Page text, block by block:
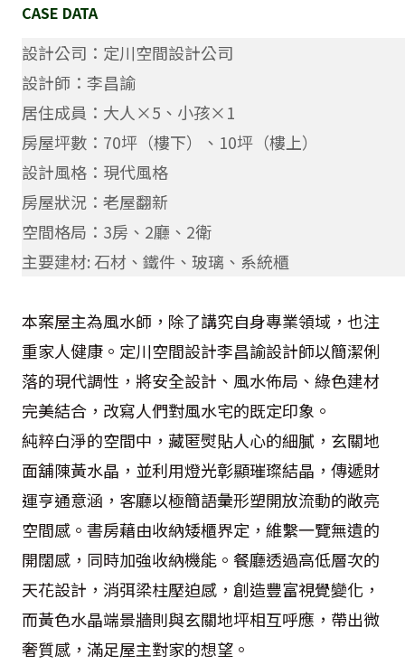
CASE DATA
設計公司：定川空間設計公司
設計師：李昌諭
居住成員：大人×5、小孩×1
房屋坪數：70坪（樓下）、10坪（樓上）
設計風格：現代風格
房屋狀況：老屋翻新
空間格局：3房、2廳、2衛
主要建材: 石材、鐵件、玻璃、系統櫃
本案屋主為風水師，除了講究自身專業領域，也注
重家人健康。定川空間設計李昌諭設計師以簡潔俐
落的現代調性，將安全設計、風水佈局、綠色建材
完美結合，改寫人們對風水宅的既定印象。
純粹白淨的空間中，藏匿熨貼人心的細膩，玄關地
面舖陳黃水晶，並利用燈光彰顯璀璨結晶，傳遞財
運亨通意涵，客廳以極簡語彙形塑開放流動的敞亮
空間感。書房藉由收納矮櫃界定，維繫一覽無遺的
開闊感，同時加強收納機能。餐廳透過高低層次的
天花設計，消弭梁柱壓迫感，創造豐富視覺變化，
而黃色水晶端景牆則與玄關地坪相互呼應，帶出微
奢質感，滿足屋主對家的想望。